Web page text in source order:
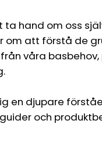
hand om oss
om att förstå de
våra basbehov,
en djupare
och